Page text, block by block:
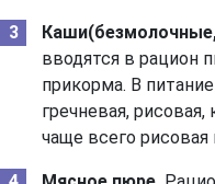
вводятся в рацион
прикорма. В
гречневая,
чаще всего